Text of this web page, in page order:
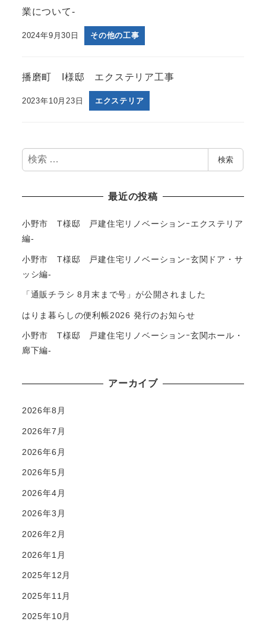
業について-
2024年9月30日 その他の工事
播磨町 I様邸 エクステリア工事
2023年10月23日 エクステリア
検
索
検索
最近の投稿
小野市 T様邸 戸建住宅リノベーションｰエクステリア
編-
小野市 T様邸 戸建住宅リノベーションｰ玄関ドア・サ
ッシ編-
「通販チラシ 8月末まで号」が公開されました
はりま暮らしの便利帳2026 発行のお知らせ
小野市 T様邸 戸建住宅リノベーションｰ玄関ホール・
廊下編-
アーカイブ
2026年8月
2026年7月
2026年6月
2026年5月
2026年4月
2026年3月
2026年2月
2026年1月
2025年12月
2025年11月
2025年10月